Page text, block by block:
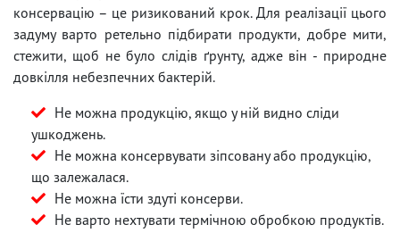
консервацію – це ризикований крок. Для реалізації цього
задуму варто ретельно підбирати продукти, добре мити,
стежити, щоб не було слідів ґрунту, адже він - природне
довкілля небезпечних бактерій.
Не можна продукцію, якщо у ній видно сліди
ушкоджень.
Не можна консервувати зіпсовану або продукцію,
що залежалася.
Не можна їсти здуті консерви.
Не варто нехтувати термічною обробкою продуктів.